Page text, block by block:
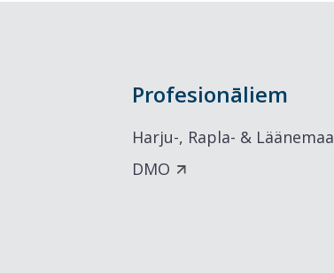
Profesionāliem
Harju-, Rapla- & Läänemaa
DMO